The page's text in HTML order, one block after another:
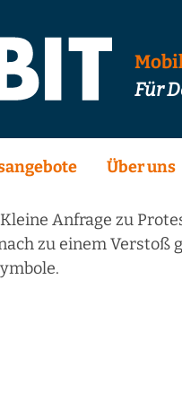
Für
Über uns
Anfrage zu
zu einem Verstoß